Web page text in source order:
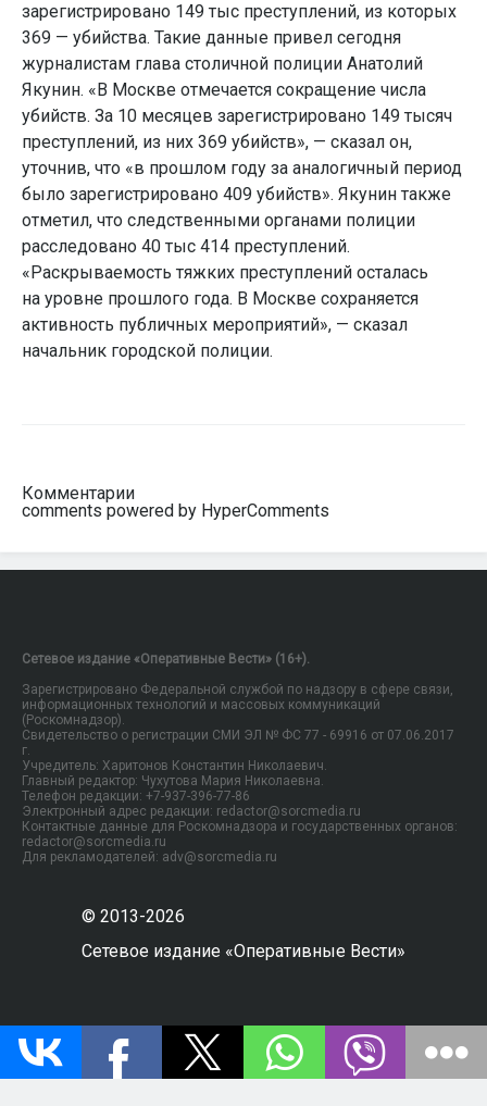
зарегистрировано 149 тыс преступлений, из которых
369 — убийства. Такие данные привел сегодня
журналистам глава столичной полиции Анатолий
Якунин. «В Москве отмечается сокращение числа
убийств. За 10 месяцев зарегистрировано 149 тысяч
преступлений, из них 369 убийств», — сказал он,
уточнив, что «в прошлом году за аналогичный период
было зарегистрировано 409 убийств». Якунин также
отметил, что следственными органами полиции
расследовано 40 тыс 414 преступлений.
«Раскрываемость тяжких преступлений осталась
на уровне прошлого года. В Москве сохраняется
активность публичных мероприятий», — сказал
начальник городской полиции.
Комментарии
comments powered by HyperComments
Сетевое издание «Оперативные Вести» (16+).
Зарегистрировано Федеральной службой по надзору в сфере связи,
информационных технологий и массовых коммуникаций
(Роскомнадзор).
Свидетельство о регистрации СМИ ЭЛ № ФС 77 - 69916 от 07.06.2017
г.
Учредитель: Харитонов Константин Николаевич.
Главный редактор: Чухутова Мария Николаевна.
Телефон редакции: +7-937-396-77-86
Электронный адрес редакции: redactor@sorcmedia.ru
Контактные данные для Роскомнадзора и государственных органов:
redactor@sorcmedia.ru
Для рекламодателей: adv@sorcmedia.ru
© 2013-2026
Сетевое издание «Оперативные Вести»